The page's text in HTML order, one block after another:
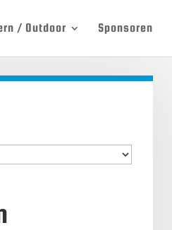
/ Outdoor Sponsoren